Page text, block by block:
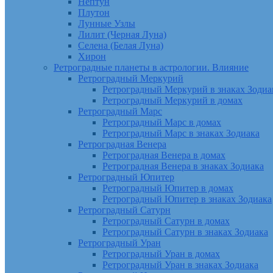
Плутон
Лунные Узлы
Лилит (Черная Луна)
Селена (Белая Луна)
Хирон
Ретроградные планеты в астрологии. Влияние
Ретроградный Меркурий
Ретроградный Меркурий в знаках
Ретроградный Меркурий в домах
Ретроградный Марс
Ретроградный Марс в домах
Ретроградный Марс в знаках Зодиака
Ретроградная Венера
Ретроградная Венера в домах
Ретроградная Венера в знаках Зодиака
Ретроградный Юпитер
Ретроградный Юпитер в домах
Ретроградный Юпитер в знаках Зодиака
Ретроградный Сатурн
Ретроградный Сатурн в домах
Ретроградный Сатурн в знаках Зодиака
Ретроградный Уран
Ретроградный Уран в домах
Ретроградный Уран в знаках Зодиака